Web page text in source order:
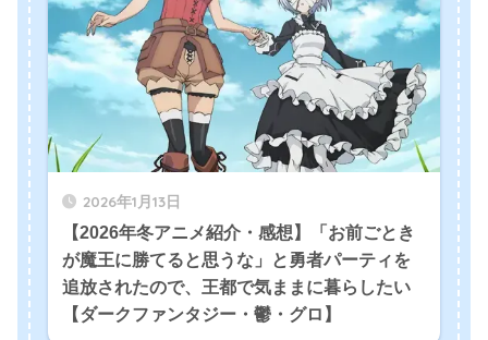
2026年1月13日
【2026年冬アニメ紹介・感想】「お前ごとき
が魔王に勝てると思うな」と勇者パーティを
追放されたので、王都で気ままに暮らしたい
【ダークファンタジー・鬱・グロ】